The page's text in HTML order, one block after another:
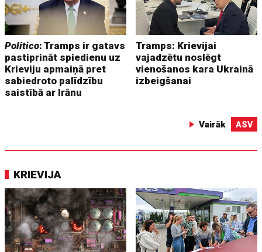
Politico: Tramps ir gatavs
pastiprināt spiedienu uz
Krieviju apmaiņā pret
sabiedroto palīdzību
saistībā ar Irānu
Tramps: Krievijai
vajadzētu noslēgt
vienošanos kara Ukrainā
izbeigšanai
Vairāk ASV
KRIEVIJA